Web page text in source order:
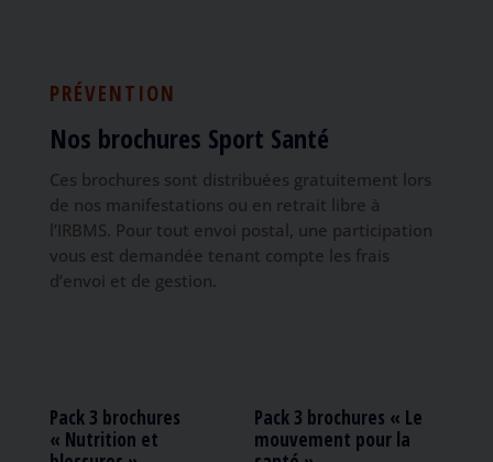
PRÉVENTION
Nos brochures Sport Santé
Ces brochures sont distribuées gratuitement lors
de nos manifestations ou en retrait libre à
l’IRBMS. Pour tout envoi postal, une participation
vous est demandée tenant compte les frais
d’envoi et de gestion.
Pack 3 brochures
« Nutrition et
Pack 3 brochures « Le
mouvement pour la